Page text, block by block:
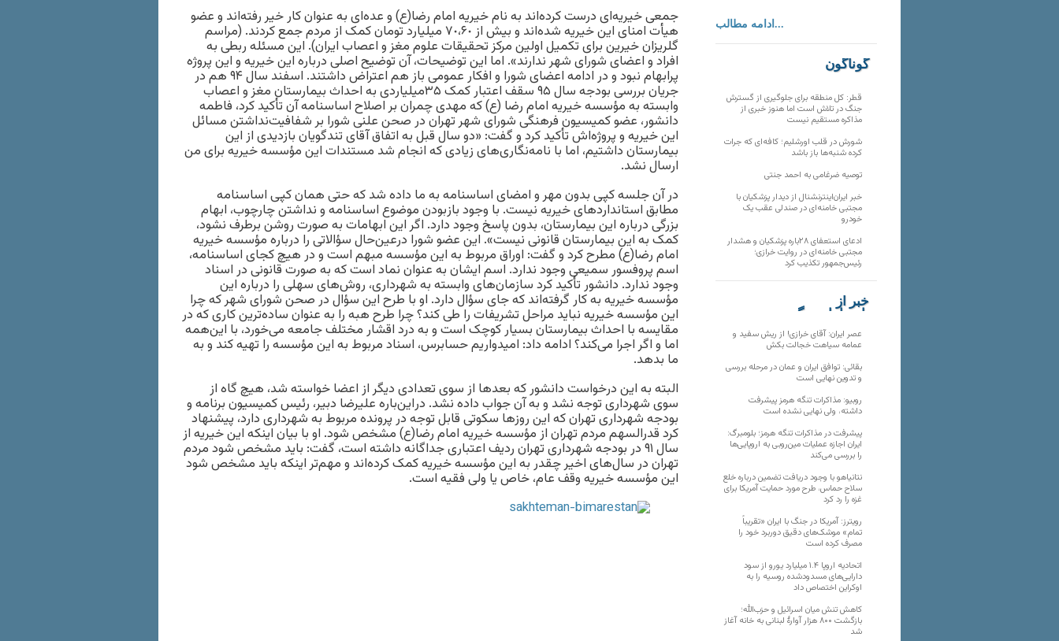
جمعی خیریه‌ای درست کرده‌‌اند به نام خیریه امام رضا(ع) و عده‌ای به عنوان کار خیر رفته‌‌اند و عضو
هیأت امنای این خیریه شده‌‌اند و بیش از ٧٠،۶٠ میلیارد تومان کمک از مردم جمع کردند. (مراسم
گلریزان خیرین برای تکمیل اولین مرکز تحقیقات علوم مغز و اعصاب ایران). این مسئله ربطی به
افراد و اعضای شورای شهر ندارند». اما این توضیحات، آن توضیح اصلی درباره این خیریه و این پروژه
پرابهام نبود و در ادامه اعضای شورا و افکار عمومی باز هم اعتراض داشتند. اسفند سال ٩۴ هم در
جریان بررسی بودجه سال ٩۵ سقف اعتبار کمک ٣۵‌میلیاردی به احداث بیمارستان مغز و اعصاب
وابسته به مؤسسه خیریه امام رضا (ع) که مهدی چمران بر اصلاح اساسنامه آن تأکید کرد، فاطمه
دانشور، عضو کمیسیون فرهنگی شورای شهر تهران در صحن علنی شورا بر شفافیت‌نداشتن مسائل
این خیریه و پروژه‌اش تأکید کرد و گفت: «دو سال قبل به اتفاق آقای تندگویان بازدیدی از این
بیمارستان داشتیم، اما با نامه‌نگاری‌های زیادی که انجام شد مستندات این مؤسسه خیریه برای من
ارسال نشد.
در آن جلسه کپی بدون مهر و امضای اساسنامه به ما داده شد که حتی همان کپی اساسنامه
مطابق استانداردهای خیریه نیست. با وجود بازبودن موضوع اساسنامه و نداشتن چارچوب، ابهام
بزرگی درباره این بیمارستان، بدون پاسخ وجود دارد. اگر این ابهامات به صورت روشن برطرف نشود،
کمک به این بیمارستان قانونی نیست». این عضو شورا درعین‌حال سؤالاتی را درباره مؤسسه خیریه
امام رضا(ع) مطرح کرد و گفت: اوراق مربوط به این مؤسسه مبهم است و در هیچ کجای اساسنامه،
اسم پروفسور سمیعی وجود ندارد. اسم ایشان به عنوان نماد است که به صورت قانونی در اسناد
وجود ندارد. دانشور تأکید کرد سازمان‌های وابسته به شهرداری، روش‌های سهلی را درباره این
مؤسسه خیریه به کار گرفته‌اند که جای سؤال دارد. او با طرح این سؤال در صحن شورای شهر که چرا
این مؤسسه خیریه نباید مراحل تشریفات را طی کند؟ چرا طرح هبه را به عنوان ساده‌ترین کاری که در
مقایسه با احداث بیمارستان بسیار کوچک است و به درد اقشار مختلف جامعه می‌خورد، با این‌همه
اما و اگر اجرا می‌کند؟ ادامه داد: امیدواریم حسابرس، اسناد مربوط به این مؤسسه را تهیه کند و به
ما بدهد.
البته به این درخواست دانشور که بعدها از سوی تعدادی دیگر از اعضا خواسته شد، هیچ گاه از
سوی شهرداری توجه نشد و به آن جواب داده نشد. در‌این‌باره علیرضا دبیر، رئیس کمیسیون برنامه و
بودجه شهرداری تهران که این روزها سکوتی قابل توجه در پرونده مربوط به شهرداری دارد، پیشنهاد
کرد قدرالسهم مردم تهران از مؤسسه خیریه امام رضا(ع) مشخص شود. او با بیان اینکه این خیریه از
سال ٩١ در بودجه شهرداری تهران ردیف اعتباری جداگانه داشته است، گفت:‌ باید مشخص شود مردم
تهران در سال‌های اخیر چقدر به این مؤسسه خیریه کمک کرده‌‌اند و مهم‌تر اینکه باید مشخص شود
این مؤسسه خیریه وقف عام، خاص یا ولی فقیه است.
ادامه مطالب...
گوناگون
قطر: کل منطقه برای جلوگیری از گسترش
جنگ در تلاش است اما هنوز خبری از
مذاکره مستقیم نیست
شورش در قلب اورشلیم؛ کافه‌ای که جرات
کرده شنبه‌ها باز باشد
توصیه ضرغامی به احمد جنتی
خبر ایران‌اینترنشنال از دیدار پزشکیان با
مجتبی خامنه‌ای در صندلی عقب یک
خودرو
ادعای استعفای ۲۸باره پزشکیان و هشدار
مجتبی خامنه‌ای در روایت خرازی؛
رئیس‌جمهور تکذیب کرد
خبر از
تارنماهای دیگر
عصر ایران: آقای خرازی! از ریش سفید و
عمامه سیاهت خجالت بکش
بقائی: توافق ایران و عمان در مرحله بررسی
و تدوین نهایی است
روبیو: مذاکرات تنگه هرمز پیشرفت
داشته، ولی نهایی نشده است
پیشرفت در مذاکرات تنگه هرمز؛ بلومبرگ:
ایران اجازه عملیات مین‌روبی به اروپایی‌ها
را بررسی می‌کند
نتانیاهو با وجود دریافت تضمین درباره خلع
سلاح حماس، طرح مورد حمایت آمریکا برای
غزه را رد کرد
رویترز: آمریکا در جنگ با ایران «تقریباً
تمام» موشک‌های دقیق دوربرد خود را
مصرف کرده است
اتحادیه اروپا ۱.۴ میلیارد یورو از سود
دارایی‌های مسدودشده روسیه را به
اوکراین ‏اختصاص داد
کاهش تنش میان اسرائیل و حزب‌الله؛
بازگشت ۸۰۰ هزار آوارۀ لبنانی به خانه‌ آغاز
شد